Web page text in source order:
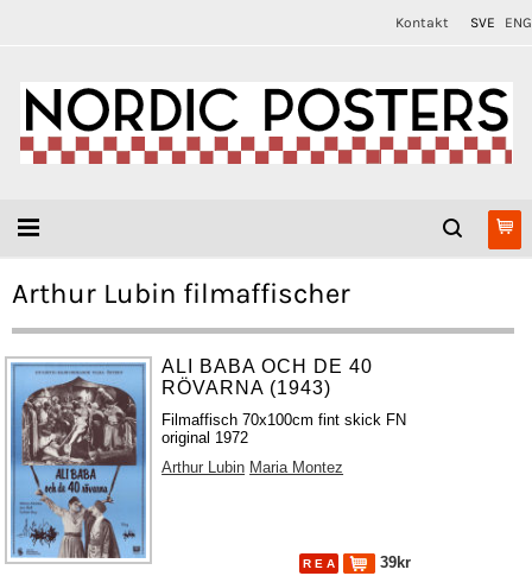
Kontakt SVE ENG
Arthur Lubin filmaffischer
ALI BABA OCH DE 40
RÖVARNA (1943)
Filmaffisch 70x100cm fint skick FN
original 1972
Arthur Lubin Maria Montez
R E A 39kr